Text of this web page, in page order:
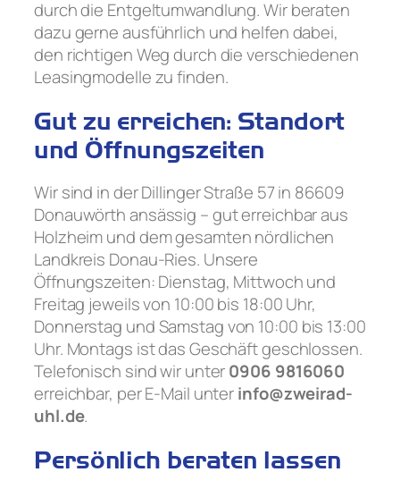
durch die Entgeltumwandlung. Wir beraten
dazu gerne ausführlich und helfen dabei,
den richtigen Weg durch die verschiedenen
Leasingmodelle zu finden.
Gut zu erreichen: Standort
und Öffnungszeiten
Wir sind in der Dillinger Straße 57 in 86609
Donauwörth ansässig – gut erreichbar aus
Holzheim und dem gesamten nördlichen
Landkreis Donau-Ries. Unsere
Öffnungszeiten: Dienstag, Mittwoch und
Freitag jeweils von 10:00 bis 18:00 Uhr,
Donnerstag und Samstag von 10:00 bis 13:00
Uhr. Montags ist das Geschäft geschlossen.
Telefonisch sind wir unter0906 9816060
erreichbar, per E-Mail unterinfo@zweirad-
uhl.de.
Persönlich beraten lassen